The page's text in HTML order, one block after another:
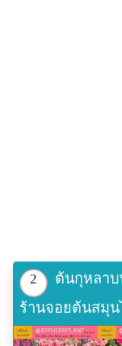
2
ต้นกุหลาบ
ร้านจอยต้นสมุน